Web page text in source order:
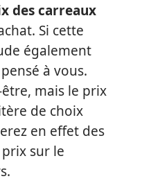
des carreaux
Si cette
également
à vous.
mais le prix
de choix
en effet des
sur le